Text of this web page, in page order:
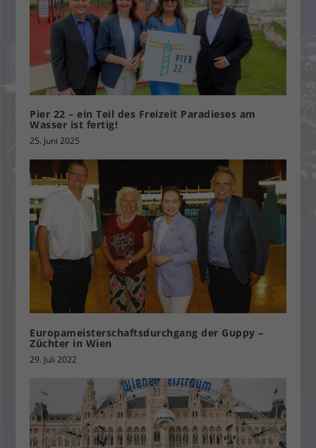
Pier 22 – ein Teil des Freizeit Paradieses am
Wasser ist fertig!
25. Juni 2025
Europameisterschaftsdurchgang der Guppy –
Züchter in Wien
29. Juli 2022